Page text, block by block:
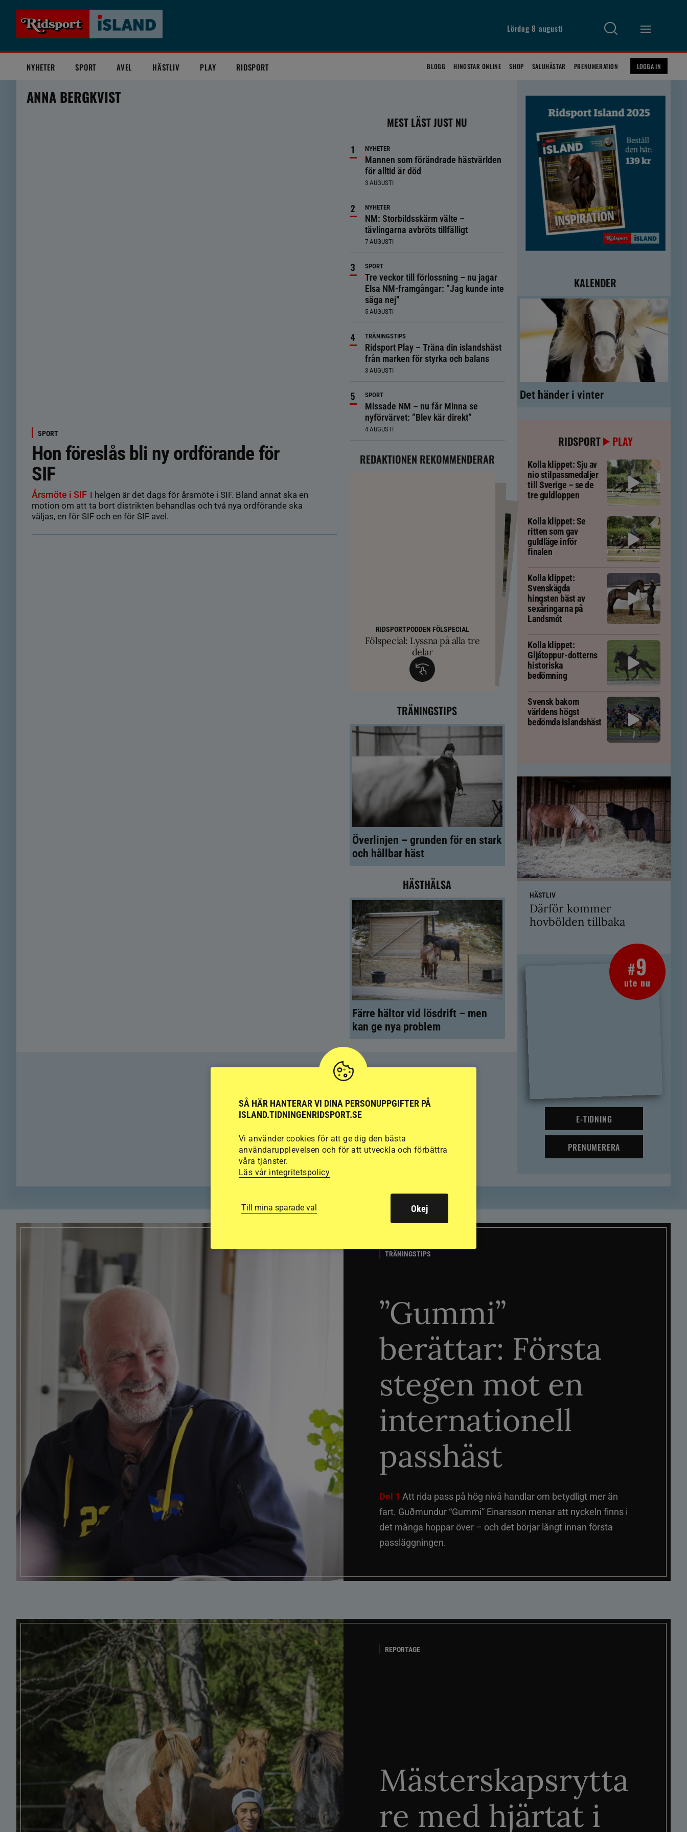
Lördag 8 augusti
NYHETER SPORT AVEL HÄSTLIV PLAY RIDSPORT BLOGG HINGSTAR ONLINE SHOP SALUHÄSTAR PRENUMERATION LOGGA IN
ANNA BERGKVIST
SPORT
Hon föreslås bli ny ordförande för
SIF
Årsmöte i SIF I helgen är det dags för årsmöte i SIF. Bland annat ska en
motion om att ta bort distrikten behandlas och två nya ordförande ska
väljas, en för SIF och en för SIF avel.
MEST LÄST JUST NU
NYHETER
Mannen som förändrade hästvärlden
för alltid är död
3 AUGUSTI
NYHETER
NM: Storbildsskärm välte –
tävlingarna avbröts tillfälligt
7 AUGUSTI
SPORT
Tre veckor till förlossning – nu jagar
Elsa NM-framgångar: ”Jag kunde inte
säga nej”
5 AUGUSTI
TRÄNINGSTIPS
Ridsport Play – Träna din islandshäst
från marken för styrka och balans
3 AUGUSTI
SPORT
Missade NM – nu får Minna se
nyförvärvet: ”Blev kär direkt”
4 AUGUSTI
REDAKTIONEN REKOMMENDERAR
RIDSPORTPODDEN FÖLSPECIAL
Fölspecial: Lyssna på alla tre
delar
TRÄNINGSTIPS
Balans och lösgjordhet krävs för att
övervinna travtakt i tölten
SM-finalist till Tyskland och
exklusiva betäckningar
TRÄNINGSTIPS
Överlinjen – grunden för en stark
och hållbar häst
HÄSTHÄLSA
Färre hältor vid lösdrift – men
kan ge nya problem
KALENDER
Det händer i vinter
RIDSPORT PLAY
Kolla klippet: Sju av
nio stilpassmedaljer
till Sverige – se de
tre guldloppen
Kolla klippet: Se
ritten som gav
guldläge inför
finalen
Kolla klippet:
Svenskägda
hingsten bäst av
sexåringarna på
Landsmót
Kolla klippet:
Gljátoppur-dotterns
historiska
bedömning
Svensk bakom
världens högst
bedömda islandshäst
HÄSTLIV
Därför kommer
hovbölden tillbaka
#9
ute nu
E-TIDNING
PRENUMERERA
TRÄNINGSTIPS
”Gummi”
berättar: Första
stegen mot en
internationell
passhäst
Del 1 Att rida pass på hög nivå handlar om betydligt mer än
fart. Guðmundur “Gummi” Einarsson menar att nyckeln finns i
det många hoppar över – och det börjar långt innan första
passläggningen.
REPORTAGE
Mästerskapsrytta
re med hjärtat i
SÅ HÄR HANTERAR VI DINA PERSONUPPGIFTER PÅ
ISLAND.TIDNINGENRIDSPORT.SE
Vi använder cookies för att ge dig den bästa
användarupplevelsen och för att utveckla och förbättra
våra tjänster.
Läs vår integritetspolicy
Till mina sparade val Okej